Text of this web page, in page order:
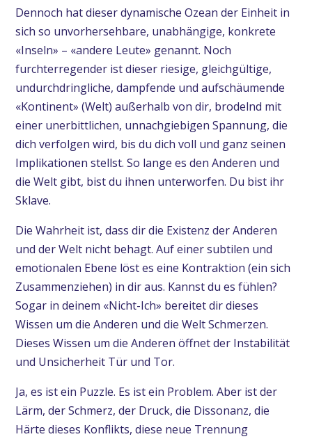
Dennoch hat dieser dynamische Ozean der Einheit in
sich so unvorhersehbare, unabhängige, konkrete
«Inseln» – «andere Leute» genannt. Noch
furchterregender ist dieser riesige, gleichgültige,
undurchdringliche, dampfende und aufschäumende
«Kontinent» (Welt) außerhalb von dir, brodelnd mit
einer unerbittlichen, unnachgiebigen Spannung, die
dich verfolgen wird, bis du dich voll und ganz seinen
Implikationen stellst. So lange es den Anderen und
die Welt gibt, bist du ihnen unterworfen. Du bist ihr
Sklave.
Die Wahrheit ist, dass dir die Existenz der Anderen
und der Welt nicht behagt. Auf einer subtilen und
emotionalen Ebene löst es eine Kontraktion (ein sich
Zusammenziehen) in dir aus. Kannst du es fühlen?
Sogar in deinem «Nicht-Ich» bereitet dir dieses
Wissen um die Anderen und die Welt Schmerzen.
Dieses Wissen um die Anderen öffnet der Instabilität
und Unsicherheit Tür und Tor.
Ja, es ist ein Puzzle. Es ist ein Problem. Aber ist der
Lärm, der Schmerz, der Druck, die Dissonanz, die
Härte dieses Konflikts, diese neue Trennung